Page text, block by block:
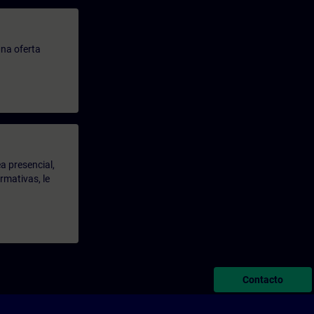
oferta
presencial,
le
Contacto